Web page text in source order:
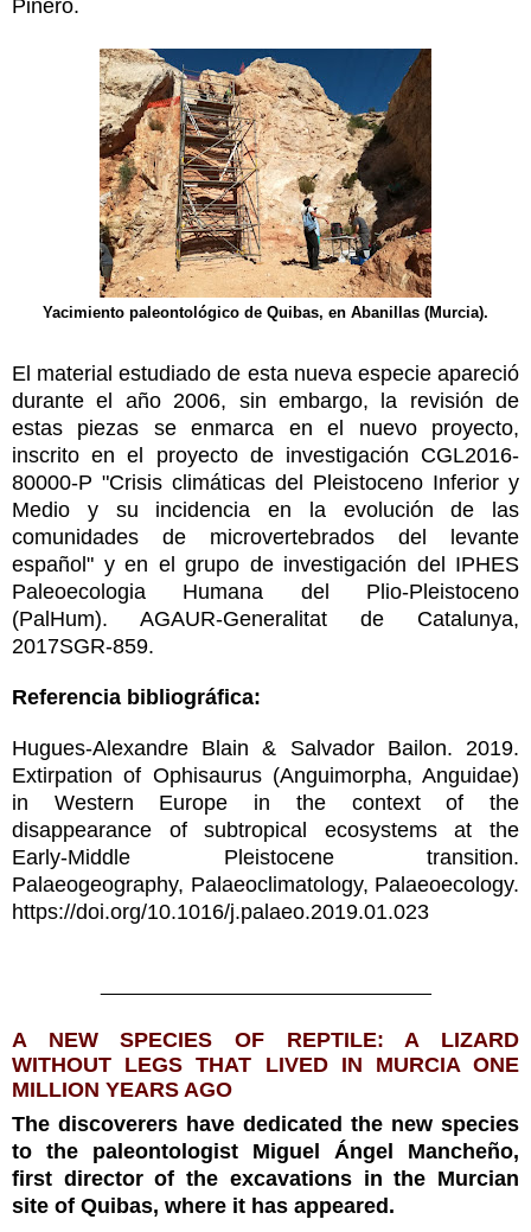
Piñero.
Yacimiento paleontológico de Quibas, en Abanillas (Murcia).
El material estudiado de esta nueva especie apareció
durante el año 2006, sin embargo, la revisión de
estas piezas se enmarca en el nuevo proyecto,
inscrito en el proyecto de investigación CGL2016-
80000-P "Crisis climáticas del Pleistoceno Inferior y
Medio y su incidencia en la evolución de las
comunidades de microvertebrados del levante
español" y en el grupo de investigación del IPHES
Paleoecologia Humana del Plio-Pleistoceno
(PalHum). AGAUR-Generalitat de Catalunya,
2017SGR-859.
Referencia bibliográfica:
Hugues-Alexandre Blain & Salvador Bailon. 2019.
Extirpation of Ophisaurus (Anguimorpha, Anguidae)
in Western Europe in the context of the
disappearance of subtropical ecosystems at the
Early-Middle Pleistocene transition.
Palaeogeography, Palaeoclimatology, Palaeoecology.
https://doi.org/10.1016/j.palaeo.2019.01.023
A NEW SPECIES OF REPTILE: A LIZARD
WITHOUT LEGS THAT LIVED IN MURCIA ONE
MILLION YEARS AGO
The discoverers have dedicated the new species
to the paleontologist Miguel Ángel Mancheño,
first director of the excavations in the Murcian
site of Quibas, where it has appeared.